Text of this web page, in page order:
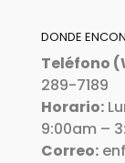
DONDE
Teléfono
289-7189
Horario:
9:00am –
Correo: